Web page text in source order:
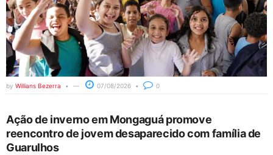
by Willians Bezerra 07/08/2026 0
Ação de inverno em Mongaguá promove
reencontro de jovem desaparecido com família de
Guarulhos